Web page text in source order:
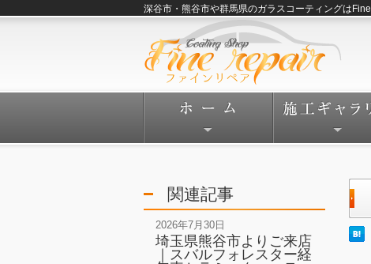
深谷市・熊谷市や群馬県のガラスコーティングは
関連記事
2026年7月30日
埼玉県熊谷市よりご来店
｜スバルフォレスター経